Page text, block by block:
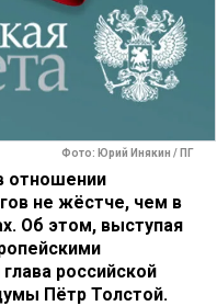
Фото: Юрий Инякин / ПГ
отношении
не жёстче, чем в
Об этом, выступая
российской
Пётр Толстой.